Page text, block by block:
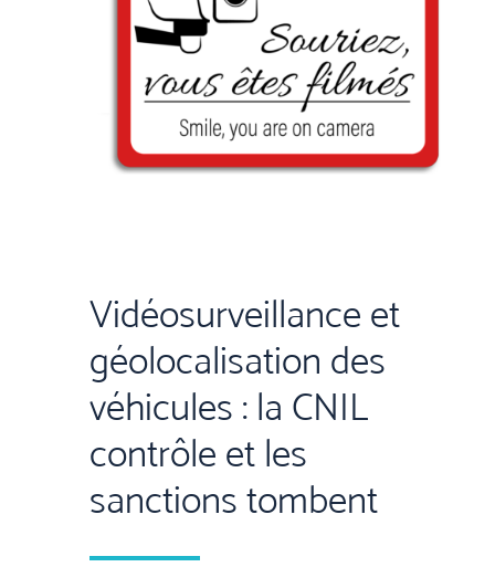
Vidéosurveillance et
géolocalisation des
véhicules : la CNIL
contrôle et les
sanctions tombent